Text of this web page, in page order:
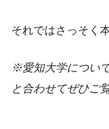
それではさっそく
※愛知大学につい
と合わせてぜひご